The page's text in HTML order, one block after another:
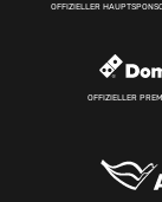
OFFIZIELLER
OFFIZIELLER